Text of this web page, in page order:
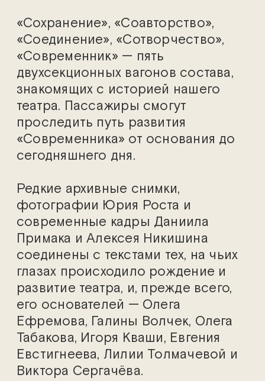
«Сохранение», «Соавторство»,
«Соединение», «Сотворчество»,
«Современник» — пять
двухсекционных вагонов состава,
знакомящих с историей нашего
театра. Пассажиры смогут
проследить путь развития
«Современника» от основания до
сегодняшнего дня.
Редкие архивные снимки,
фотографии Юрия Роста и
современные кадры Даниила
Примака и Алексея Никишина
соединены с текстами тех, на чьих
глазах происходило рождение и
развитие театра, и, прежде всего,
его основателей — Олега
Ефремова, Галины Волчек, Олега
Табакова, Игоря Кваши, Евгения
Евстигнеева, Лилии Толмачевой и
Виктора Сергачёва.